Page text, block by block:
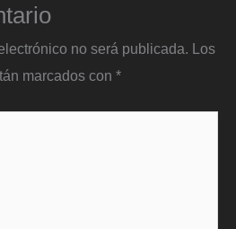
no será publicada. Los
marcados con *